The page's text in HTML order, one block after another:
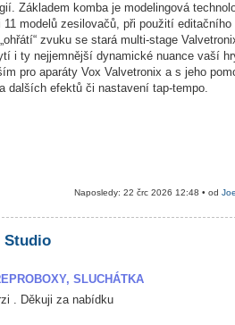
Základem komba je modelingová
modelů zesilovačů, při použití editačního
zvuku se stará multi-stage
i ty nejjemnější dynamické nuance vaší
pro aparáty Vox Valvetronix a s jeho
dalších efektů či nastavení tap-tempo.
Naposledy: 22 črc 2026 12:48 • od
Studio
SLUCHÁTKA
. Děkuji za nabídku